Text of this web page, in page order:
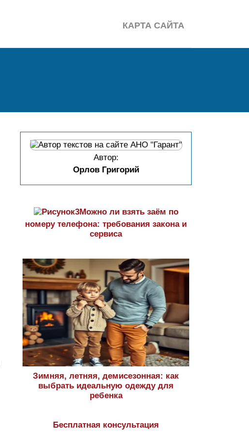
КАРТА САЙТА
Автор:
Орлов Григорий
Можно ли взять заём по
номеру телефона: требования закона и
сервиса
Зимняя, летняя, демисезонная: как
выбрать идеальную одежду для
ребенка
Бесплатная консультация